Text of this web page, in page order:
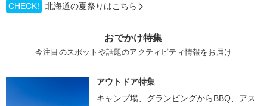
CHECK! 北海道の夏祭りはこちら
おでかけ特集
今注目のスポットや話題のアクティビティ情報をお届け
アウトドア特集
キャンプ場、グランピングからBBQ、アス